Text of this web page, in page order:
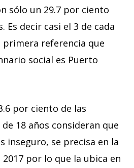
sólo un 29.7 por ciento
Es decir casi el 3 de cada
primera referencia que
social es Puerto
por ciento de las
18 años consideran que
inseguro, se precisa en la
2017 por lo que la ubica en